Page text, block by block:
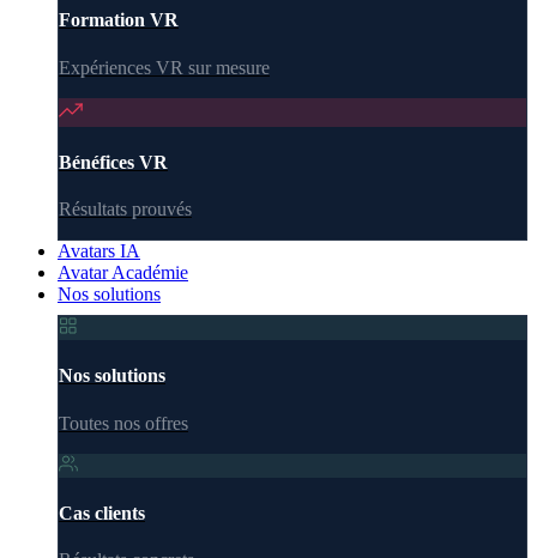
Formation VR
Expériences VR sur mesure
Bénéfices VR
Résultats prouvés
Avatars IA
Avatar Académie
Nos solutions
Nos solutions
Toutes nos offres
Cas clients